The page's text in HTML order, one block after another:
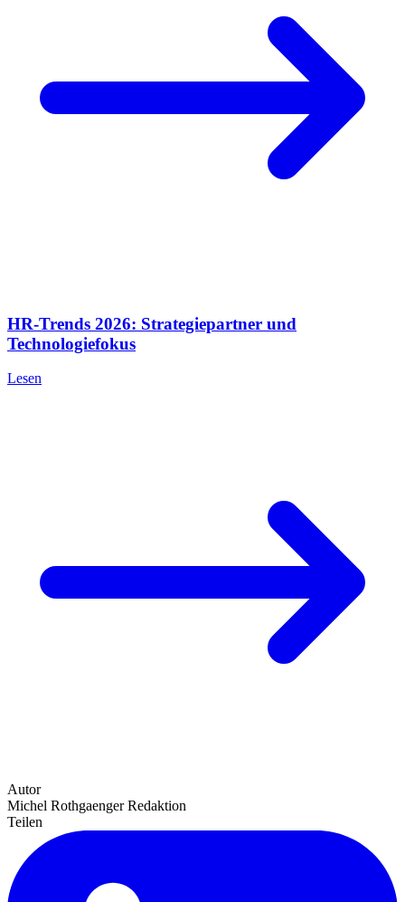
HR-Trends 2026: Strategiepartner und
Technologiefokus
Lesen
Autor
Michel Rothgaenger Redaktion
Teilen